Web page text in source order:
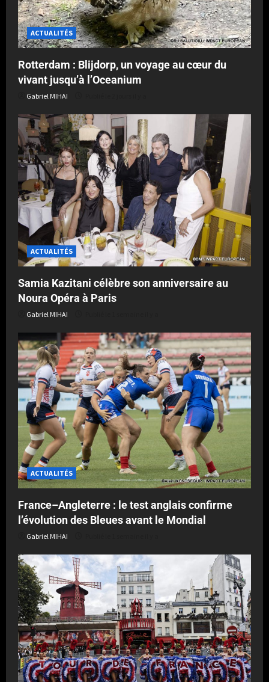
ACTUALITÉS
Rotterdam : Blijdorp, un voyage au cœur du
vivant jusqu’à l’Oceanium
Gabriel MIHAI
ACTUALITÉS
Samia Kazitani célèbre son anniversaire au
Noura Opéra à Paris
Gabriel MIHAI
ACTUALITÉS
France–Angleterre : le test anglais confirme
l’évolution des Bleues avant le Mondial
Gabriel MIHAI